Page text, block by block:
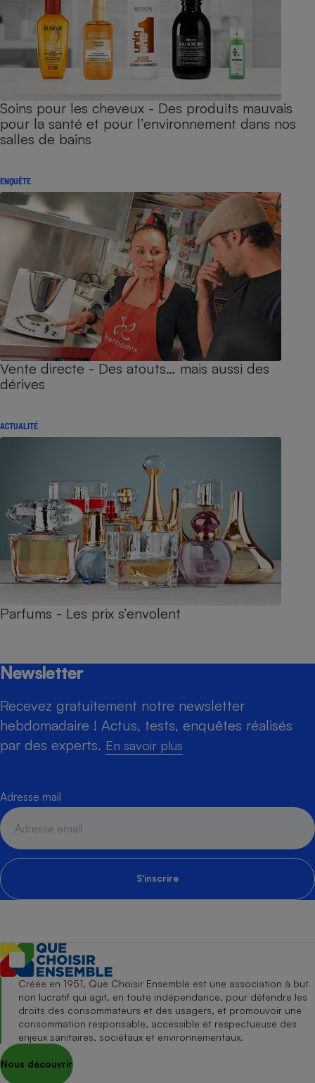
Soins pour les cheveux - Des produits mauvais
pour la santé et pour l’environnement dans nos
salles de bains
ENQUÊTE
Vente directe - Des atouts… mais aussi des
dérives
ACTUALITÉ
Parfums - Les prix s’envolent
Newsletter
Recevez gratuitement notre newsletter
hebdomadaire ! Actus, tests, enquêtes réalisés
par des experts. En savoir plus
Adresse mail
S'inscrire
Créée en 1951, Que Choisir Ensemble est une association à but
non lucratif qui agit, en toute indépendance, pour défendre les
droits des consommateurs et des usagers, et promouvoir une
consommation responsable, accessible et respectueuse des
enjeux sanitaires, sociétaux et environnementaux.
Nous découvrir